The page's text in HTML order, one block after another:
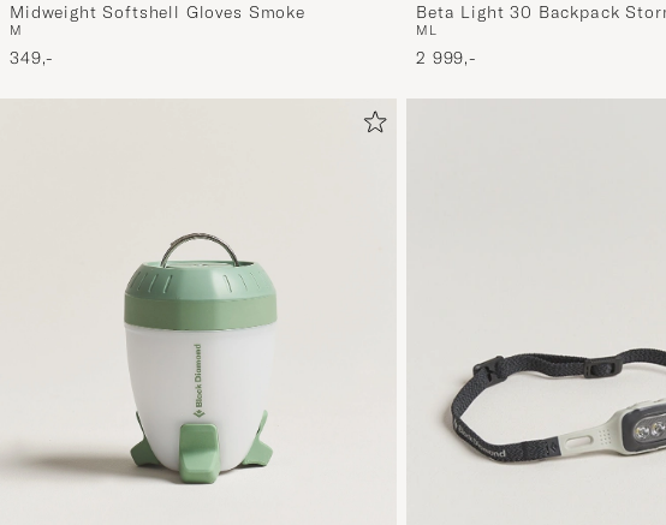
Midweight Softshell Gloves Smoke
M
349,-
Beta Light 30 Backpack
M L
2 999,-